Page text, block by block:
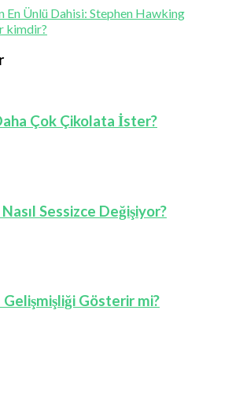
En Ünlü Dahisi: Stephen Hawking
kimdir?
Çok Çikolata İster?
Sessizce Değişiyor?
Gelişmişliği Gösterir mi?